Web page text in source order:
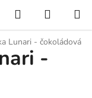
Hledat
KOŠÍK
Lunari - čokoládová
-